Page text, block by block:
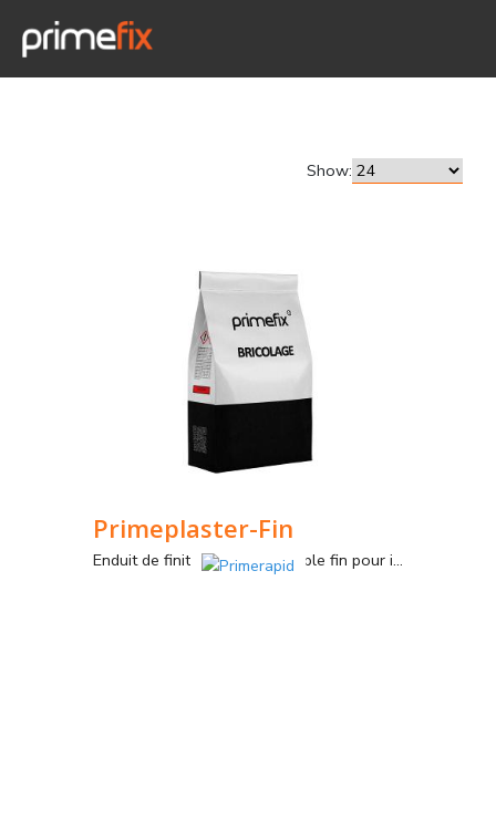
Show:
Primeplaster-Fin
Enduit de finition à texture sable fin pour intérieurs et extérieurs. Application manuelle et projetée.